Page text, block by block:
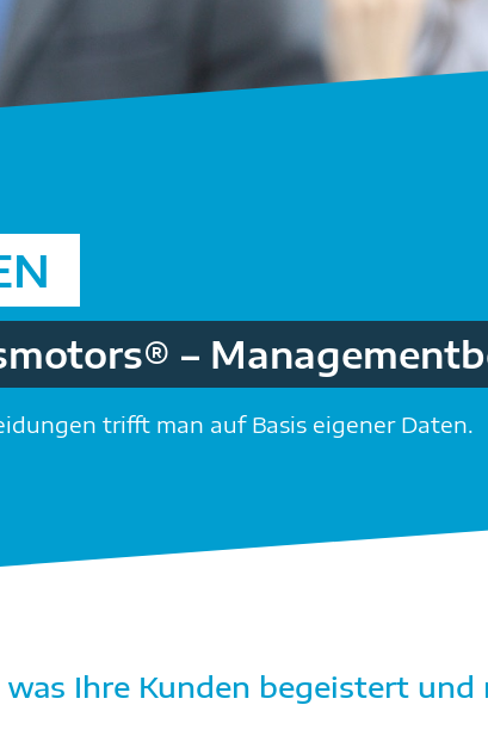
–
trifft man auf Basis eigener Daten.
was Ihre Kunden begeistert